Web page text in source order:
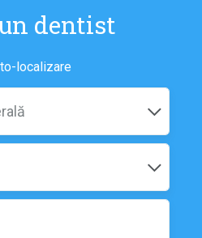
dentist
localizare